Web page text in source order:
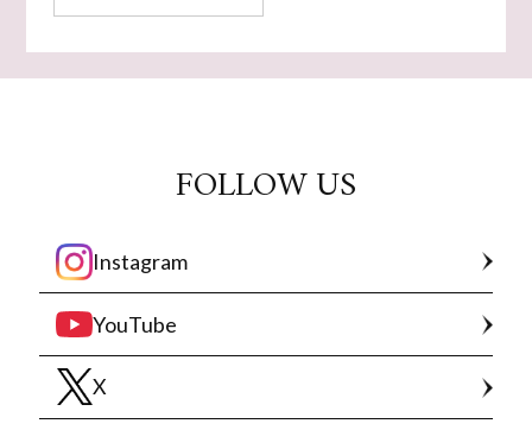
FOLLOW US
Instagram
YouTube
X